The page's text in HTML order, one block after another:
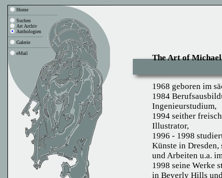
Home
Suchen
Art Archiv
Anthologien
Galerie
eMail
The Art of
1968 geboren im
1984
Ingenieurstudium,
1994 seither
Illustrator,
1996 - 1998
Künste in
und Arbeiten u.a.
1998 seine Werke
in Beverly Hills